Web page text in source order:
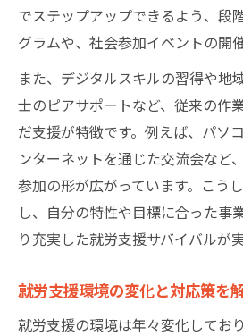
でステップアップできるよう、段
グラムや、社会参加イベントの開
また、デジタルスキルの習得や地
士のピアサポートなど、従来の作
だ支援が特徴です。例えば、パソ
ンターネットを通じた交流会など
参加の形が広がっています。こう
し、自分の特性や目標に合った事
り充実した就労支援サバイバルが
就労支援環境の変化と対応策を
就労支援の環境は年々変化してお